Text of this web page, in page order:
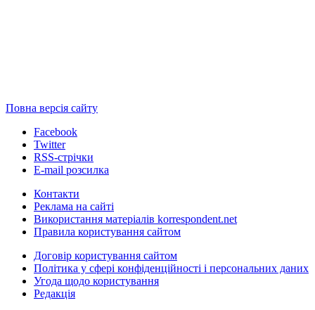
Повна версія сайту
Facebook
Twitter
RSS-стрічки
E-mail розсилка
Контакти
Реклама на сайті
Використання матеріалів korrespondent.net
Правила користування сайтом
Договір користування сайтом
Політика у сфері конфіденційності і персональних даних
Угода щодо користування
Редакція